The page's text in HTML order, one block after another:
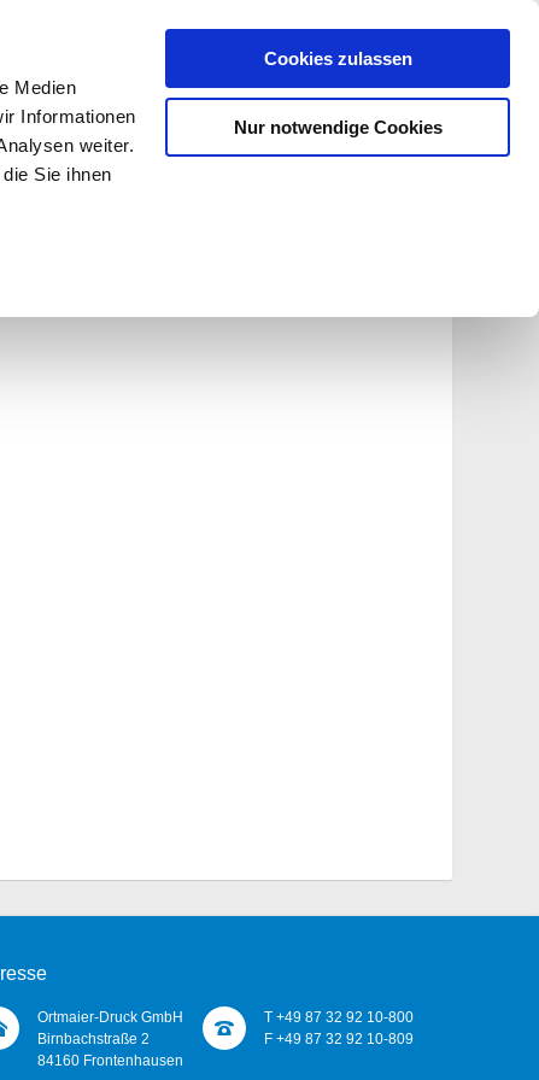
Medien
Informationen
weiter.
Sie ihnen
Cookies zulassen
Nur notwendige Cookies
Ortmaier-Druck GmbH
Birnbachstraße 2
84160 Frontenhausen
T +49 87 32 92 10-800
F +49 87 32 92 10-809